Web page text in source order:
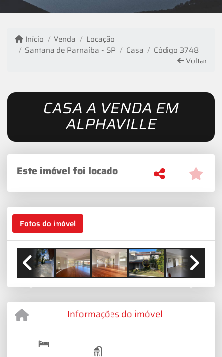
Início Venda
Locação
Santana de Parnaíba - SP
Casa
Código 3748
Voltar
CASA A VENDA EM
ALPHAVILLE
Este imóvel foi locado
Fotos do imóvel
Previous Next
Informações do imóvel